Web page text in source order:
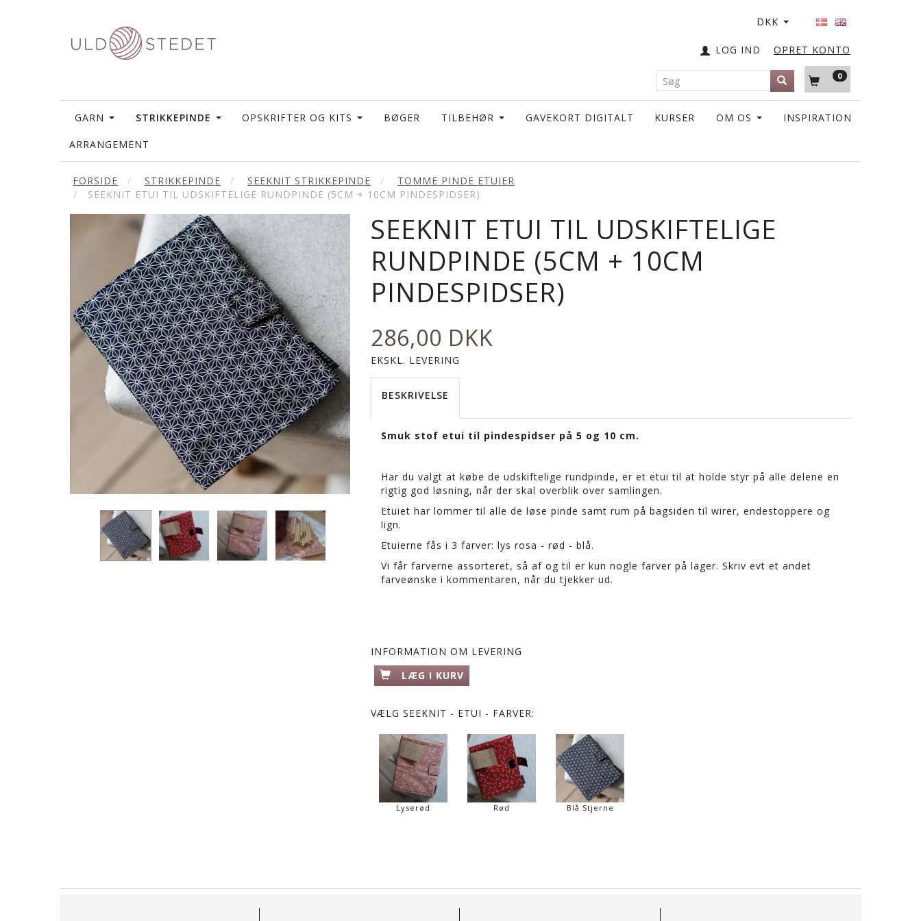
DKK
OPRET KONTO
LOG IND
0
GARN STRIKKEPINDE OPSKRIFTER OG KITS BØGER TILBEHØR GAVEKORT DIGITALT KURSER OM OS INSPIRATION
ARRANGEMENT
FORSIDE STRIKKEPINDE SEEKNIT STRIKKEPINDE
TOMME PINDE ETUIER
SEEKNIT ETUI TIL UDSKIFTELIGE RUNDPINDE (5CM + 10CM PINDESPIDSER)
SEEKNIT ETUI TIL UDSKIFTELIGE
RUNDPINDE (5CM + 10CM
PINDESPIDSER)
286,00 DKK
EKSKL. LEVERING
BESKRIVELSE
Smuk stof etui til pindespidser på 5 og 10 cm.
Har du valgt at købe de udskiftelige rundpinde, er et etui til at holde styr på alle delene en
rigtig god løsning, når der skal overblik over samlingen.
Etuiet har lommer til alle de løse pinde samt rum på bagsiden til wirer, endestoppere og
lign.
Etuierne fås i 3 farver: lys rosa - rød - blå.
Vi får farverne assorteret, så af og til er kun nogle farver på lager. Skriv evt et andet
farveønske i kommentaren, når du tjekker ud.
INFORMATION OM LEVERING
LÆG I KURV
VÆLG SEEKNIT - ETUI - FARVER:
Lyserød Rød Blå Stjerne